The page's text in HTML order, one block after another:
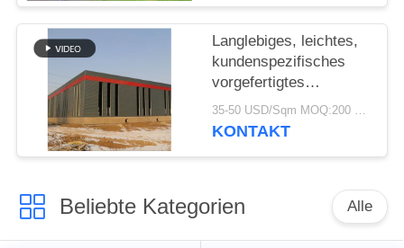
Langlebiges, leichtes,
kundenspezifisches
vorgefertigtes
Lagerhaus mit
verzinkter
35-50 USD/Sqm MOQ:200 Quadratmeter
KONTAKT
Beliebte Kategorien Alle